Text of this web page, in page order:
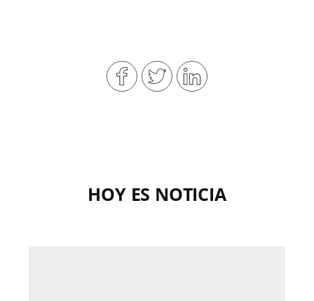
HOY ES NOTICIA